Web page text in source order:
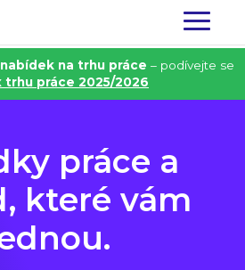
na trhu práce – podívejte se
trhu práce 2025/2026
práce a
které vám